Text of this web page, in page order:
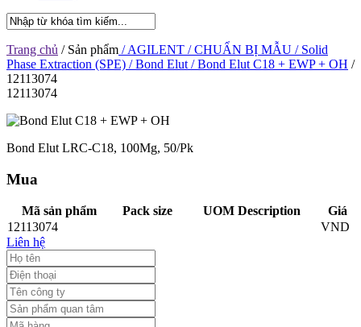
Trang chủ / Sản phẩm / AGILENT / CHUẨN BỊ MẪU / Solid
Phase Extraction (SPE) / Bond Elut / Bond Elut C18 + EWP + OH /
12113074
12113074
Bond Elut LRC-C18, 100Mg, 50/Pk
Mua
Mã sản phẩm Pack size UOM Description
Giá
12113074
VND
Liên hệ